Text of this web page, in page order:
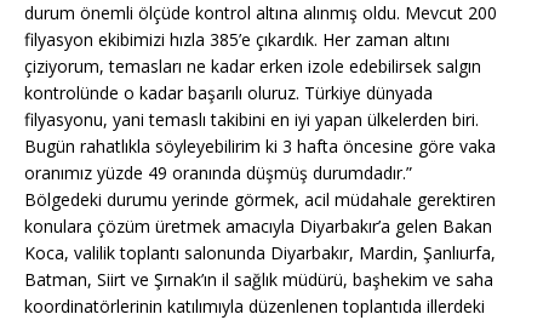
durum önemli ölçüde kontrol altına alınmış oldu. Mevcut 200
filyasyon ekibimizi hızla 385’e çıkardık. Her zaman altını
çiziyorum, temasları ne kadar erken izole edebilirsek salgın
kontrolünde o kadar başarılı oluruz. Türkiye dünyada
filyasyonu, yani temaslı takibini en iyi yapan ülkelerden biri.
Bugün rahatlıkla söyleyebilirim ki 3 hafta öncesine göre vaka
oranımız yüzde 49 oranında düşmüş durumdadır.”
Bölgedeki durumu yerinde görmek, acil müdahale gerektiren
konulara çözüm üretmek amacıyla Diyarbakır’a gelen Bakan
Koca, valilik toplantı salonunda Diyarbakır, Mardin, Şanlıurfa,
Batman, Siirt ve Şırnak’ın il sağlık müdürü, başhekim ve saha
koordinatörlerinin katılımıyla düzenlenen toplantıda illerdeki